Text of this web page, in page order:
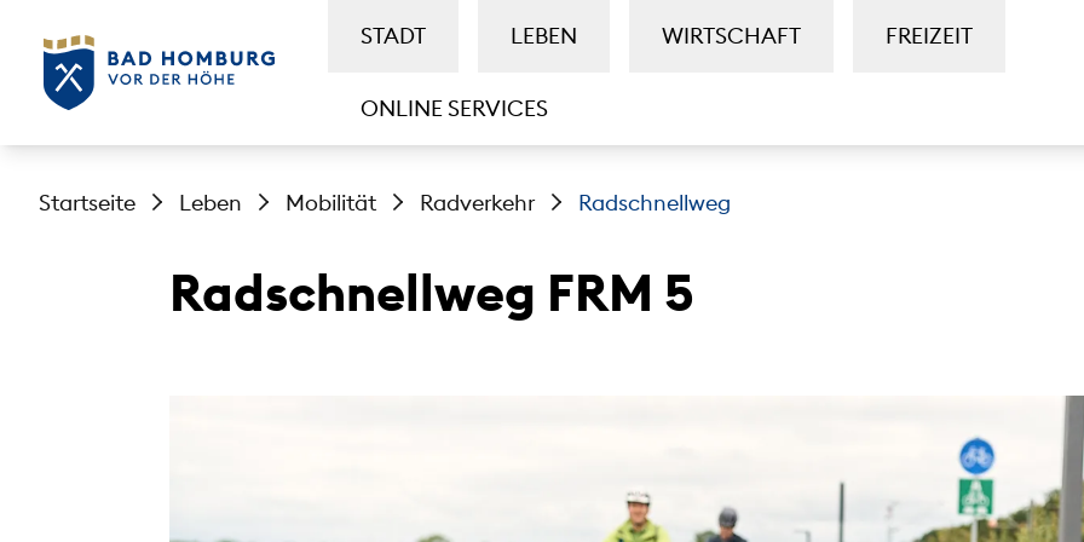
STADT LEBEN WIRTSCHAFT FREIZEIT
ONLINE SERVICES
Startseite Leben Mobilität Radverkehr Radschnellweg
Radschnellweg FRM 5